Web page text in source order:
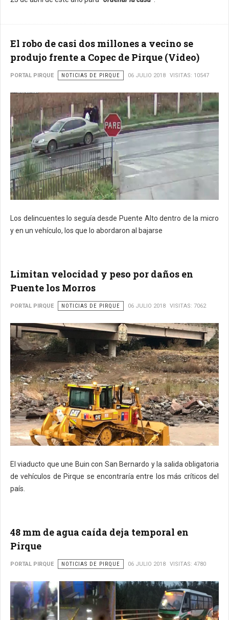
El robo de casi dos millones a vecino se
produjo frente a Copec de Pirque (Video)
PORTAL PIRQUE NOTICIAS DE PIRQUE 06 JULIO 2018 VISITAS: 10547
Los delincuentes lo seguía desde Puente Alto dentro de la micro
y en un vehículo, los que lo abordaron al bajarse
Limitan velocidad y peso por daños en
Puente los Morros
PORTAL PIRQUE NOTICIAS DE PIRQUE 06 JULIO 2018 VISITAS: 7062
El viaducto que une Buin con San Bernardo y la salida obligatoria
de vehículos de Pirque se encontraría entre los más críticos del
país.
48 mm de agua caída deja temporal en
Pirque
PORTAL PIRQUE NOTICIAS DE PIRQUE 06 JULIO 2018 VISITAS: 4780